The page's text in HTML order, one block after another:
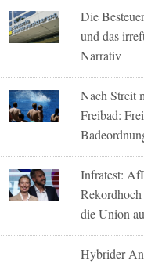
Die
und das
Narrativ
Nach Streit
Freibad:
Infratest:
die Union
Hybrider